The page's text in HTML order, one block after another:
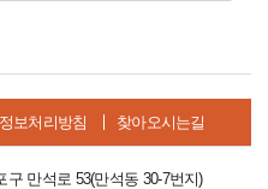
보처리방침 찾아오시는길
만석로 53(만석동 30-7번지)